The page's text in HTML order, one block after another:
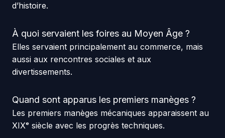
d’histoire.
À quoi servaient les foires au Moyen Âge ?
Elles servaient principalement au commerce, mais
aussi aux rencontres sociales et aux
divertissements.
Quand sont apparus les premiers manèges ?
Les premiers manèges mécaniques apparaissent au
XIXᵉ siècle avec les progrès techniques.